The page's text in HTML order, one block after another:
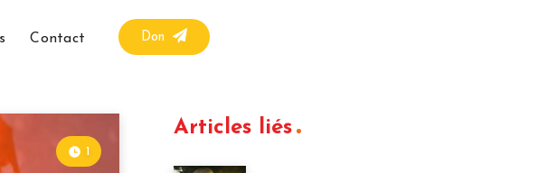
Contact Don
1
Articles liés